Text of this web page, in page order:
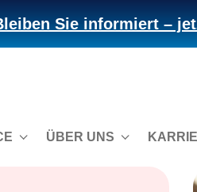
Sie informiert –
ÜBER UNS